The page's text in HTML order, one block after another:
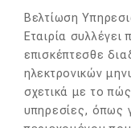
Βελτίωση
Εταιρία
επισκέπτεσθε
ηλεκτρονικών
σχετικά με το
υπηρεσίες, όπως